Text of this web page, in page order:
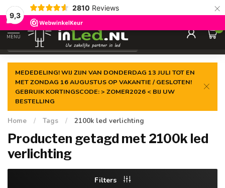
9,3
2810 Reviews ×
Gegarandeerde delaagste prijs
MENU
0
MEDEDELING! WIJ ZIJN VAN DONDERDAG 13 JULI TOT EN
MET ZONDAG 16 AUGUSTUS OP VAKANTIE / GESLOTEN!
GEBRUIK KORTINGSCODE: > ZOMER2026 < BIJ UW
BESTELLING
Home / Tags / 2100k led verlichting
Producten getagd met 2100k led
verlichting
Filters